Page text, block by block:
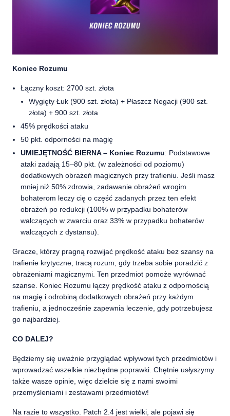
Koniec Rozumu
Łączny koszt: 2700 szt. złota
Wygięty Łuk (900 szt. złota) + Płaszcz Negacji (900 szt.
złota) + 900 szt. złota
45% prędkości ataku
50 pkt. odporności na magię
UMIEJĘTNOŚĆ BIERNA – Koniec Rozumu: Podstawowe
ataki zadają 15–80 pkt. (w zależności od poziomu)
dodatkowych obrażeń magicznych przy trafieniu. Jeśli masz
mniej niż 50% zdrowia, zadawanie obrażeń wrogim
bohaterom leczy cię o część zadanych przez ten efekt
obrażeń po redukcji (100% w przypadku bohaterów
walczących w zwarciu oraz 33% w przypadku bohaterów
walczących z dystansu).
Gracze, którzy pragną rozwijać prędkość ataku bez szansy na
trafienie krytyczne, tracą rozum, gdy trzeba sobie poradzić z
obrażeniami magicznymi. Ten przedmiot pomoże wyrównać
szanse. Koniec Rozumu łączy prędkość ataku z odpornością
na magię i odrobiną dodatkowych obrażeń przy każdym
trafieniu, a jednocześnie zapewnia leczenie, gdy potrzebujesz
go najbardziej.
CO DALEJ?
Będziemy się uważnie przyglądać wpływowi tych przedmiotów i
wprowadzać wszelkie niezbędne poprawki. Chętnie usłyszymy
także wasze opinie, więc dzielcie się z nami swoimi
przemyśleniami i zestawami przedmiotów!
Na razie to wszystko. Patch 2.4 jest wielki, ale pojawi się